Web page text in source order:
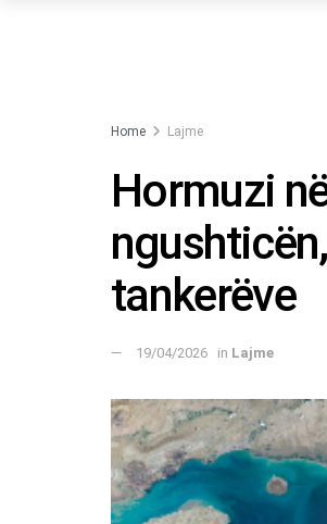
Home Lajme
Hormuzi
tankerëve
19/04/2026 in Lajme